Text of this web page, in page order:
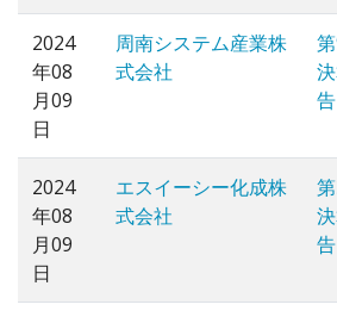
2024
年08
月09
日
周南システム産業株
式会社
告
2024
年08
月09
日
エスイーシー化成株
式会社
告